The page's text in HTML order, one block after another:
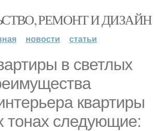
РЕМОНТ И ДИЗАЙН
новости статьи
в светлых
квартиры
тонах следующие: